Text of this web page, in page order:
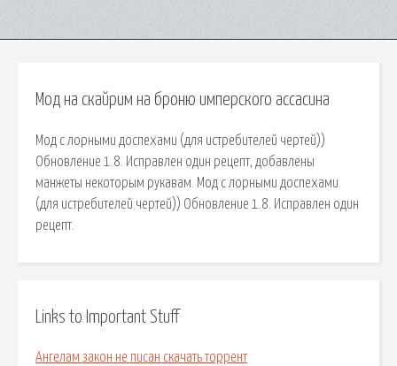
Мод на скайрим на броню имперского ассасина
Мод с лорными доспехами (для истребителей чертей))
Обновление 1.8. Исправлен один рецепт, добавлены
манжеты некоторым рукавам. Мод с лорными доспехами
(для истребителей чертей)) Обновление 1.8. Исправлен один
рецепт.
Links to Important Stuff
Ангелам закон не писан скачать торрент